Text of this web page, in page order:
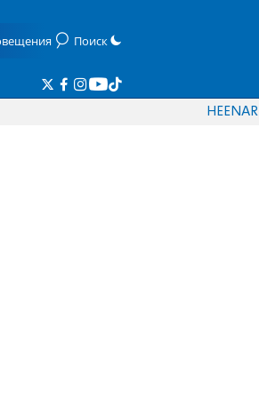
Поиск
HEENAR